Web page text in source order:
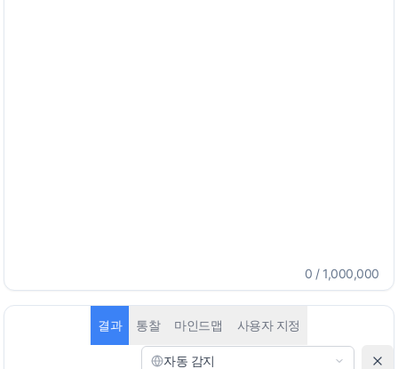
0 / 1,000,000
결과 통찰 마인드맵 사용자 지정
자동 감지